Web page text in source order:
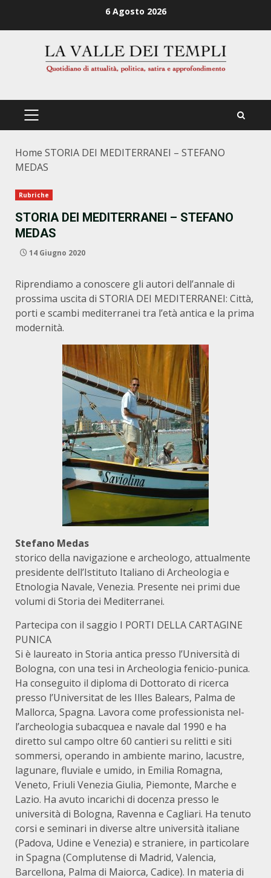
6 Agosto 2026
PRIMÄRES
Home STORIA DEI MEDITERRANEI – STEFANO
MEDAS
Rubriche
STORIA DEI MEDITERRANEI – STEFANO
MEDAS
14 Giugno 2020
Riprendiamo a conoscere gli autori dell’annale di
prossima uscita di STORIA DEI MEDITERRANEI: Città,
porti e scambi mediterranei tra l’età antica e la prima
modernità.
Stefano Medas
storico della navigazione e archeologo, attualmente
presidente dell’Istituto Italiano di Archeologia e
Etnologia Navale, Venezia. Presente nei primi due
volumi di Storia dei Mediterranei.
Partecipa con il saggio I PORTI DELLA CARTAGINE
PUNICA
Si è laureato in Storia antica presso l’Università di
Bologna, con una tesi in Archeologia fenicio-punica.
Ha conseguito il diploma di Dottorato di ricerca
presso l’Universitat de les Illes Balears, Palma de
Mallorca, Spagna. Lavora come professionista nel-
l’archeologia subacquea e navale dal 1990 e ha
diretto sul campo oltre 60 cantieri su relitti e siti
sommersi, operando in ambiente marino, lacustre,
lagunare, fluviale e umido, in Emilia Romagna,
Veneto, Friuli Venezia Giulia, Piemonte, Marche e
Lazio. Ha avuto incarichi di docenza presso le
università di Bologna, Ravenna e Cagliari. Ha tenuto
corsi e seminari in diverse altre università italiane
(Padova, Udine e Venezia) e straniere, in particolare
in Spagna (Complutense di Madrid, Valencia,
Barcellona, Palma di Maiorca, Cadice). In materia di